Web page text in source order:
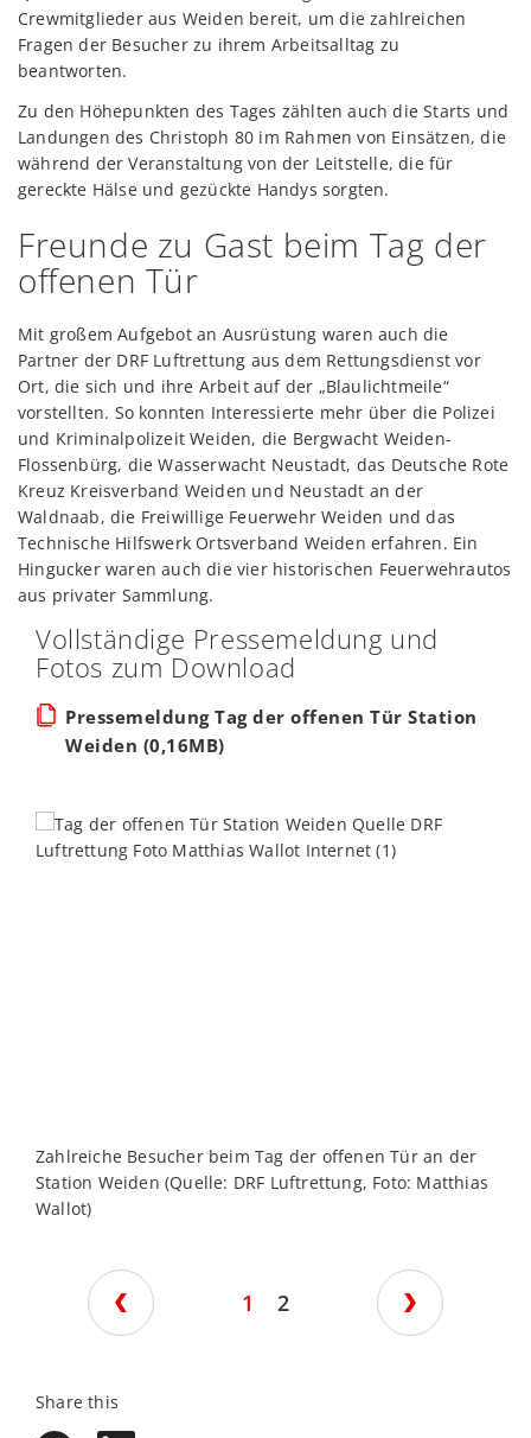
Crewmitglieder aus Weiden bereit, um die zahlreichen
Fragen der Besucher zu ihrem Arbeitsalltag zu
beantworten.
Zu den Höhepunkten des Tages zählten auch die Starts und
Landungen des Christoph 80 im Rahmen von Einsätzen, die
während der Veranstaltung von der Leitstelle, die für
gereckte Hälse und gezückte Handys sorgten.
Freunde zu Gast beim Tag der
offenen Tür
Mit großem Aufgebot an Ausrüstung waren auch die
Partner der DRF Luftrettung aus dem Rettungsdienst vor
Ort, die sich und ihre Arbeit auf der „Blaulichtmeile“
vorstellten. So konnten Interessierte mehr über die Polizei
und Kriminalpolizeit Weiden, die Bergwacht Weiden-
Flossenbürg, die Wasserwacht Neustadt, das Deutsche Rote
Kreuz Kreisverband Weiden und Neustadt an der
Waldnaab, die Freiwillige Feuerwehr Weiden und das
Technische Hilfswerk Ortsverband Weiden erfahren. Ein
Hingucker waren auch die vier historischen Feuerwehrautos
aus privater Sammlung.
Vollständige Pressemeldung und
Fotos zum Download
Pressemeldung Tag der offenen Tür Station
Weiden (0,16MB)
Zahlreiche Besucher beim Tag der offenen Tür an der
Station Weiden (Quelle: DRF Luftrettung, Foto: Matthias
Wallot)
1 2
Share this